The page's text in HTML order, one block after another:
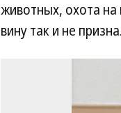
животных, охота на
вину так и не